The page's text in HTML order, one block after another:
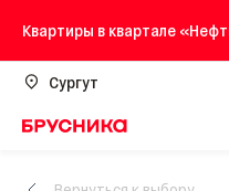
Квартиры в квартале
Сургут